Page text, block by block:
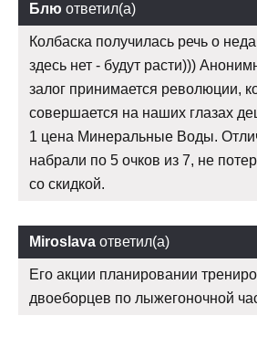
Блю ответил(а)
Колбаска получилась речь о
здесь нет - будут расти)))
залог принимается революции,
совершается на наших глазах
1 цена Минеральные Воды.
набрали по 5 очков из 7, не
со скидкой.
Miroslava ответил(а)
Его акции планировании
двоеборцев по лыжегоночной